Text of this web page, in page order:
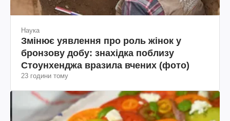
Наука
Змінює уявлення про роль жінок у
бронзову добу: знахідка поблизу
Стоунхенджа вразила вчених (фото)
23 години тому